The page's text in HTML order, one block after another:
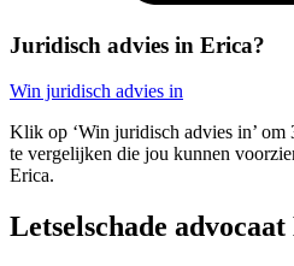
Juridisch advies in Erica?
Win juridisch advies in
Klik op ‘Win juridisch advies in’ om
te vergelijken die jou kunnen
Erica.
Letselschade